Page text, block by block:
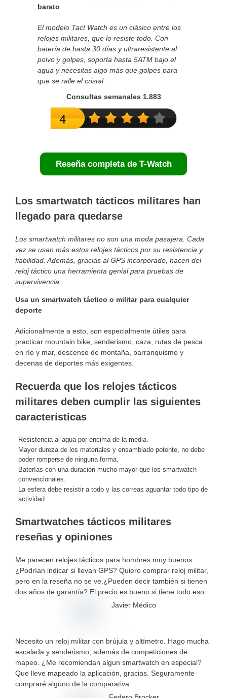
barato
El modelo Tact Watch es un clásico entre los
relojes militares, que lo resiste todo. Con
batería de hasta 30 días y ultraresistente al
polvo y golpes, soporta hasta 5ATM bajo el
agua y necesitas algo más que golpes para
que se ralle el cristal.
Consultas semanales 1.883
Reseña completa de T-Watch
Los smartwatch tácticos militares han
llegado para quedarse
Los smartwatch militares no son una moda pasajera. Cada
vez se usan más estos relojes tácticos por su resistencia y
fiabilidad. Además, gracias al GPS incorporado, hacen del
reloj táctico una herramienta genial para pruebas de
supervivencia.
Usa un smartwatch táctico o militar para cualquier
deporte
Adicionalmente a esto, son especialmente útiles para
practicar mountain bike, senderismo, caza, rutas de pesca
en río y mar, descenso de montaña, barranquismo y
decenas de deportes más exigentes.
Recuerda que los relojes tácticos
militares deben cumplir las siguientes
características
Resistencia al agua por encima de la media.
Mayor dureza de los materiales y ensamblado potente, no debe
poder romperse de ninguna forma.
Baterías con una duración mucho mayor que los smartwatch
convencionales.
La esfera debe resistir a todo y las correas aguantar todo tipo de
actividad.
Smartwatches tácticos militares
reseñas y opiniones
Me parecen relojes tácticos para hombres muy buenos.
¿Podrían indicar si llevan GPS? Quiero comprar reloj militar,
pero en la reseña no se ve.¿Pueden decir también si tienen
dos años de garantía? El precio es bueno si tiene todo eso.
Javier Médico
Necesito un reloj militar con brújula y altímetro. Hago mucha
escalada y senderismo, además de competiciones de
mapeo. ¿Me recomiendan algun smartwatch en especial?
Que lleve mapeado la aplicación, gracias. Seguramente
compraré alguno de la comparativa.